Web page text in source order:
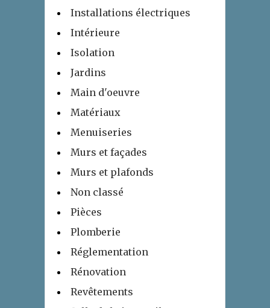
Installations électriques
Intérieure
Isolation
Jardins
Main d'oeuvre
Matériaux
Menuiseries
Murs et façades
Murs et plafonds
Non classé
Pièces
Plomberie
Réglementation
Rénovation
Revêtements